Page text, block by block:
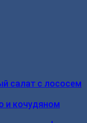
салат с лососем
и кочудяном